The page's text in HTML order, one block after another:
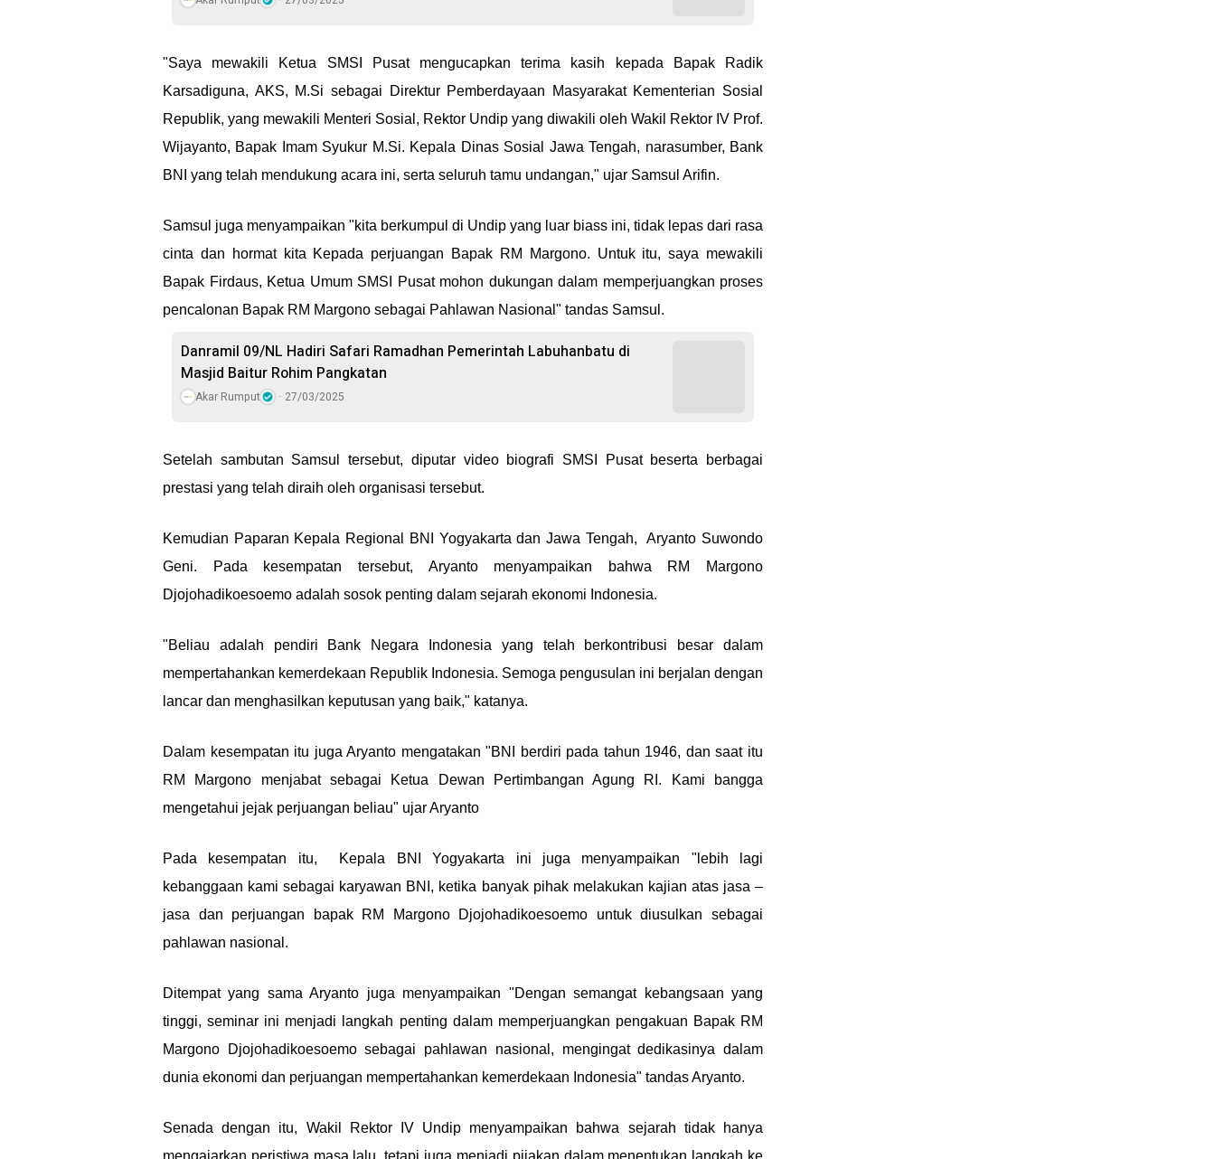
"Saya mewakili Ketua SMSI Pusat mengucapkan terima kasih kepada Bapak Radik
Karsadiguna, AKS, M.Si sebagai Direktur Pemberdayaan Masyarakat Kementerian Sosial
Republik, yang mewakili Menteri Sosial, Rektor Undip yang diwakili oleh Wakil Rektor IV Prof.
Wijayanto, Bapak Imam Syukur M.Si. Kepala Dinas Sosial Jawa Tengah, narasumber, Bank
BNI yang telah mendukung acara ini, serta seluruh tamu undangan," ujar Samsul Arifin.
Samsul juga menyampaikan "kita berkumpul di Undip yang luar biass ini, tidak lepas dari rasa
cinta dan hormat kita Kepada perjuangan Bapak RM Margono. Untuk itu, saya mewakili
Bapak Firdaus, Ketua Umum SMSI Pusat mohon dukungan dalam memperjuangkan proses
pencalonan Bapak RM Margono sebagai Pahlawan Nasional" tandas Samsul.
Danramil 09/NL Hadiri Safari Ramadhan Pemerintah Labuhanbatu di
Masjid Baitur Rohim Pangkatan
Akar Rumput 27/03/2025
Setelah sambutan Samsul tersebut, diputar video biografi SMSI Pusat beserta berbagai
prestasi yang telah diraih oleh organisasi tersebut.
Kemudian Paparan Kepala Regional BNI Yogyakarta dan Jawa Tengah, Aryanto Suwondo
Geni. Pada kesempatan tersebut, Aryanto menyampaikan bahwa RM Margono
Djojohadikoesoemo adalah sosok penting dalam sejarah ekonomi Indonesia.
"Beliau adalah pendiri Bank Negara Indonesia yang telah berkontribusi besar dalam
mempertahankan kemerdekaan Republik Indonesia. Semoga pengusulan ini berjalan dengan
lancar dan menghasilkan keputusan yang baik," katanya.
Dalam kesempatan itu juga Aryanto mengatakan "BNI berdiri pada tahun 1946, dan saat itu
RM Margono menjabat sebagai Ketua Dewan Pertimbangan Agung RI. Kami bangga
mengetahui jejak perjuangan beliau" ujar Aryanto
Pada kesempatan itu, Kepala BNI Yogyakarta ini juga menyampaikan "lebih lagi
kebanggaan kami sebagai karyawan BNI, ketika banyak pihak melakukan kajian atas jasa –
jasa dan perjuangan bapak RM Margono Djojohadikoesoemo untuk diusulkan sebagai
pahlawan nasional.
Ditempat yang sama Aryanto juga menyampaikan "Dengan semangat kebangsaan yang
tinggi, seminar ini menjadi langkah penting dalam memperjuangkan pengakuan Bapak RM
Margono Djojohadikoesoemo sebagai pahlawan nasional, mengingat dedikasinya dalam
dunia ekonomi dan perjuangan mempertahankan kemerdekaan Indonesia" tandas Aryanto.
Senada dengan itu, Wakil Rektor IV Undip menyampaikan bahwa sejarah tidak hanya
mengajarkan peristiwa masa lalu, tetapi juga menjadi pijakan dalam menentukan langkah ke